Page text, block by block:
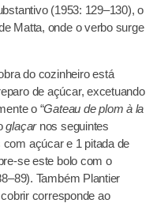
(1953: 129–130), o
Matta, onde o verbo surge
do cozinheiro está
de açúcar, excetuando
o “Gateau de plom à la
glaçarnos seguintes
açúcar e 1 pitada de
se este bolo com o
Também Plantier
corresponde ao